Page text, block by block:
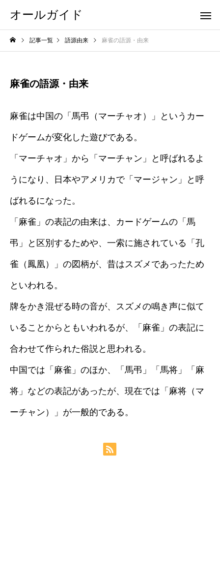
オールガイド
記事一覧 語源由来 麻雀の語源・由来
麻雀の語源・由来
麻雀は中国の「馬弔（マーチャオ）」というカー
ドゲームが変化した遊びである。
「マーチャオ」から「マーチャン」と呼ばれるよ
うになり、日本やアメリカで「マージャン」と呼
ばれるになった。
「麻雀」の表記の由来は、カードゲームの「馬
弔」と区別するためや、一索に施されている「孔
雀（鳳凰）」の図柄が、昔はスズメであったため
といわれる。
牌をかき混ぜる時の音が、スズメの鳴き声に似て
いることからともいわれるが、「麻雀」の表記に
合わせて作られた俗説と思われる。
中国では「麻雀」のほか、「馬弔」「馬将」「麻
将」などの表記があったが、現在では「麻将（マ
ーチャン）」が一般的である。